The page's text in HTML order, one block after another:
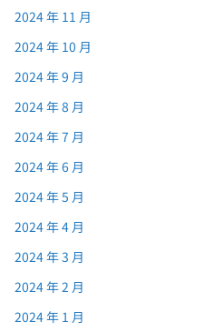
2024 年 11 月
2024 年 10 月
2024 年 9 月
2024 年 8 月
2024 年 7 月
2024 年 6 月
2024 年 5 月
2024 年 4 月
2024 年 3 月
2024 年 2 月
2024 年 1 月